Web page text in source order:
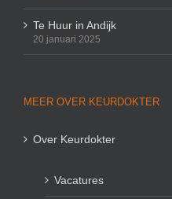
Te Huur in Andijk
20 januari 2025
MEER OVER KEURDOKTER
Over Keurdokter
Vacatures